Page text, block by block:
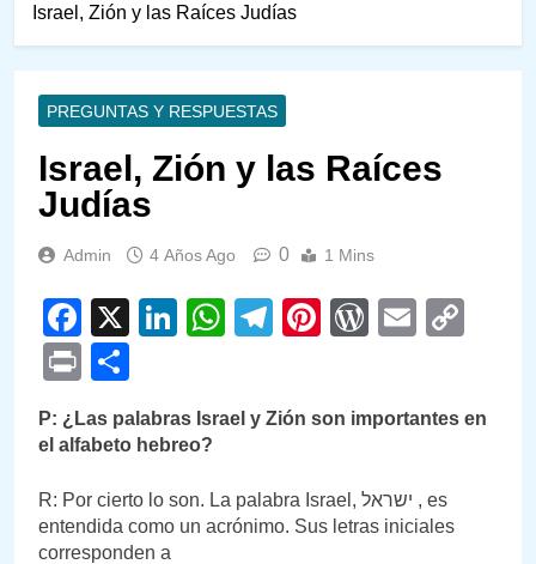
Israel, Zión y las Raíces Judías
PREGUNTAS Y RESPUESTAS
Israel, Zión y las Raíces
Judías
Admin 4 Años Ago 0 1 Mins
Facebook
X LinkedIn
WhatsApp
Telegram
PinterestEmail
Print
P: ¿Las palabras Israel y Zión son importantes en
el alfabeto hebreo?
R: Por cierto lo son. La palabra Israel, ישראל , es
entendida como un acrónimo. Sus letras iniciales
corresponden a